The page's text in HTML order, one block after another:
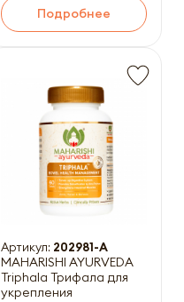
Подробнее
Артикул: 202981-A
MAHARISHI AYURVEDA
Triphala Трифала для
укрепления